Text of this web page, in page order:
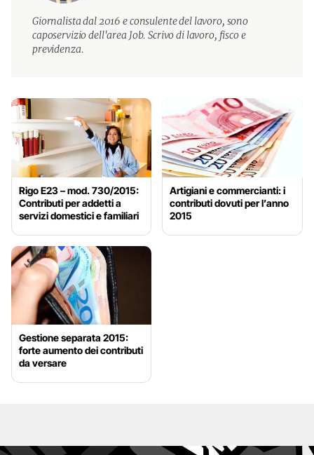
Giornalista dal 2016 e consulente del lavoro, sono
caposervizio dell'area Job. Scrivo di lavoro, fisco e
previdenza.
Rigo E23 – mod. 730/2015:
Contributi per addetti a
servizi domestici e familiari
Artigiani e commercianti: i
contributi dovuti per l’anno
2015
Gestione separata 2015:
forte aumento dei contributi
da versare